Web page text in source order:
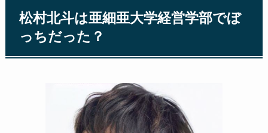
松村北斗は亜細亜大学経営学部でぼ
っちだった？